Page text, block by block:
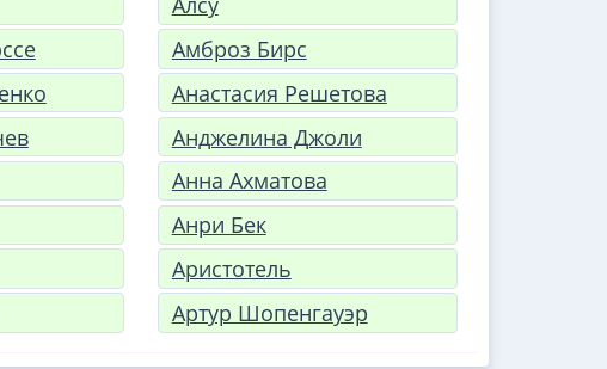
Амброз Бирс
Анастасия Решетова
Анджелина Джоли
Анна Ахматова
Анри Бек
Аристотель
Артур Шопенгауэр